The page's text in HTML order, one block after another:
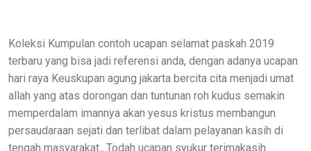
Koleksi Kumpulan contoh ucapan selamat paskah 2019
terbaru yang bisa jadi referensi anda, dengan adanya ucapan
hari raya Keuskupan agung jakarta bercita cita menjadi umat
allah yang atas dorongan dan tuntunan roh kudus semakin
memperdalam imannya akan yesus kristus membangun
persaudaraan sejati dan terlibat dalam pelayanan kasih di
tengah masyarakat., Todah ucapan syukur terimakasih